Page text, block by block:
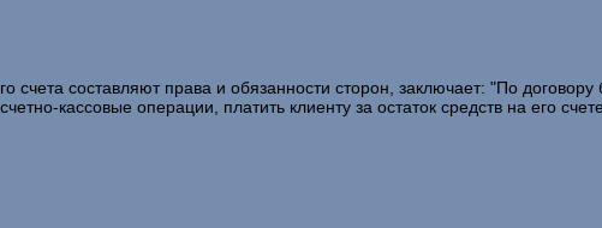
составляют права и обязанности сторон, заключает: "По договору
кассовые операции, платить клиенту за остаток средств на его